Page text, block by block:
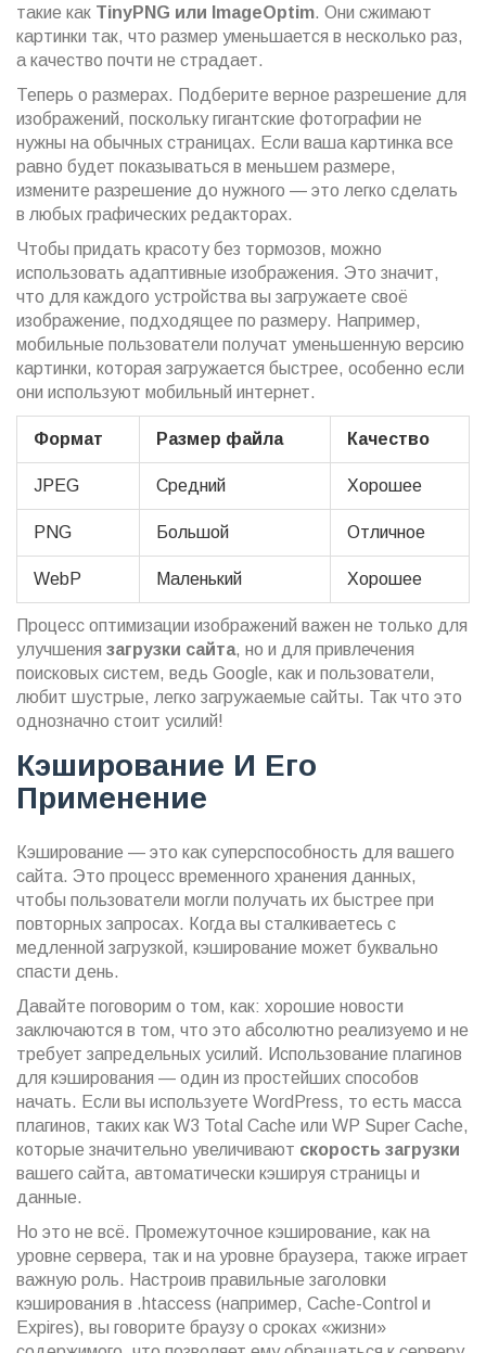
такие как TinyPNG или ImageOptim. Они сжимают
картинки так, что размер уменьшается в несколько раз,
а качество почти не страдает.
Теперь о размерах. Подберите верное разрешение для
изображений, поскольку гигантские фотографии не
нужны на обычных страницах. Если ваша картинка все
равно будет показываться в меньшем размере,
измените разрешение до нужного — это легко сделать
в любых графических редакторах.
Чтобы придать красоту без тормозов, можно
использовать адаптивные изображения. Это значит,
что для каждого устройства вы загружаете своё
изображение, подходящее по размеру. Например,
мобильные пользователи получат уменьшенную версию
картинки, которая загружается быстрее, особенно если
они используют мобильный интернет.
Формат Размер файла Качество
JPEG Средний Хорошее
PNG Большой Отличное
WebP Маленький Хорошее
Процесс оптимизации изображений важен не только для
улучшения загрузки сайта, но и для привлечения
поисковых систем, ведь Google, как и пользователи,
любит шустрые, легко загружаемые сайты. Так что это
однозначно стоит усилий!
Кэширование И Его
Применение
Кэширование — это как суперспособность для вашего
сайта. Это процесс временного хранения данных,
чтобы пользователи могли получать их быстрее при
повторных запросах. Когда вы сталкиваетесь с
медленной загрузкой, кэширование может буквально
спасти день.
Давайте поговорим о том, как: хорошие новости
заключаются в том, что это абсолютно реализуемо и не
требует запредельных усилий. Использование плагинов
для кэширования — один из простейших способов
начать. Если вы используете WordPress, то есть масса
плагинов, таких как W3 Total Cache или WP Super Cache,
которые значительно увеличивают скорость загрузки
вашего сайта, автоматически кэшируя страницы и
данные.
Но это не всё. Промежуточное кэширование, как на
уровне сервера, так и на уровне браузера, также играет
важную роль. Настроив правильные заголовки
кэширования в .htaccess (например, Cache-Control и
Expires), вы говорите браузу о сроках «жизни»